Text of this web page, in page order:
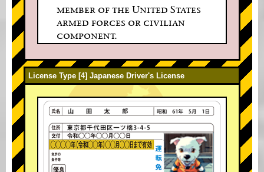
member of the United States
armed forces or civilian
component.
License Type [4] Japanese Driver's License